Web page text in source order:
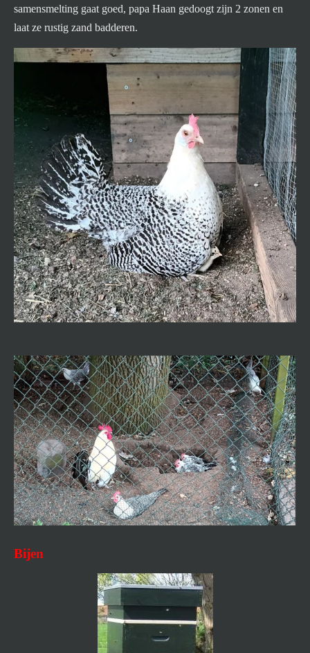
samensmelting gaat goed, papa Haan gedoogt zijn 2 zonen en
laat ze rustig zand badderen.
Bijen